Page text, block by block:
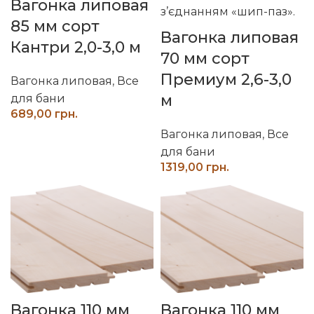
Вагонка липовая
85 мм сорт
Кантри 2,0-3,0 м
Вагонка липовая, Все
для бани
грн.
Вагонка липовая
70 мм сорт
Премиум 2,6-3,0
м
Вагонка липовая, Все
для бани
грн.
Вагонка 110 мм Вагонка 110 мм